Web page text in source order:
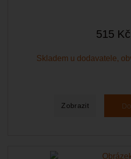
515 Kč
Skladem u dodavatele,
Zobrazit